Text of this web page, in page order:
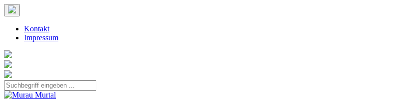
Kontakt
Impressum